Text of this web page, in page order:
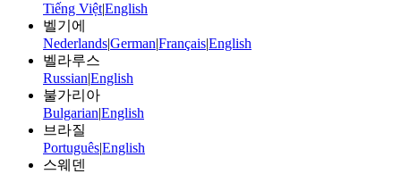
Tiếng Việt|English
벨기에
Nederlands|German|Français|English
벨라루스
Russian|English
불가리아
Bulgarian|English
브라질
Português|English
스웨덴